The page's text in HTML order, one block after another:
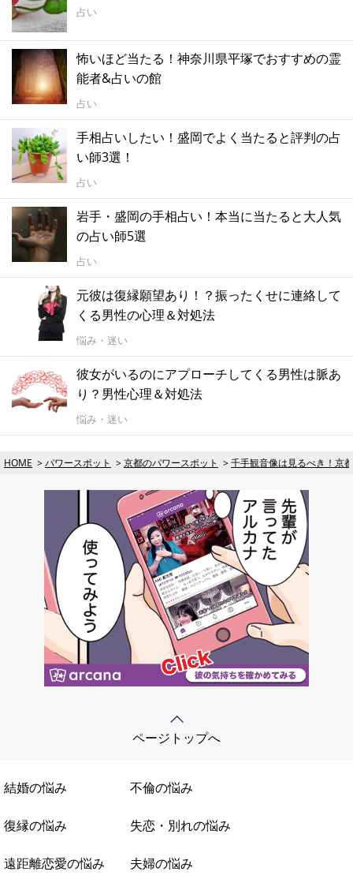
占い
怖いほど当たる！神奈川県平塚でおすすめの霊
能者&占いの館
占い
手相占いしたい！盛岡でよく当たると評判の占
い師3選！
占い
岩手・盛岡の手相占い！本当に当たると大人気
の占い師5選
占い
元彼は復縁願望あり！？振ったくせに連絡して
くる男性の心理＆対処法
悩み・迷い
彼女がいるのにアプローチしてくる男性は脈あ
り？男性心理＆対処法
悩み・迷い
HOME パワースポット 京都のパワースポット 千手観音像は見るべき！京
ページトップへ
結婚の悩み 不倫の悩み
復縁の悩み 失恋・別れの悩み
遠距離恋愛の悩み 夫婦の悩み